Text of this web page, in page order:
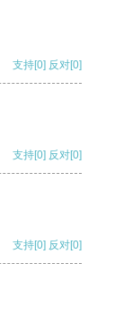
支持[0] 反对[0]
支持[0] 反对[0]
支持[0] 反对[0]